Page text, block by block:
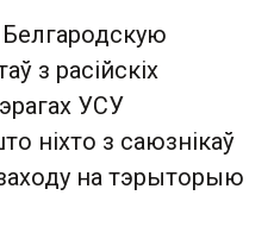
з расійскіх
УСУ
ніхто з саюзнікаў
на тэрыторыю